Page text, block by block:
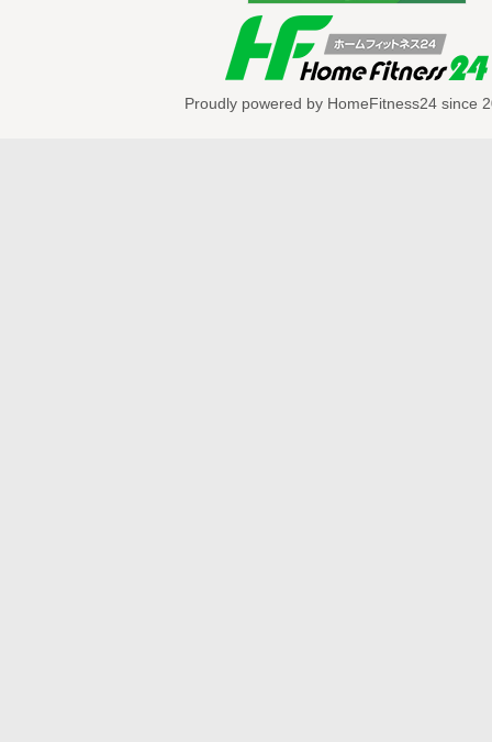
YouTubeのダイジェスト動画はこちら
Proudly powered by HomeFitness24 since